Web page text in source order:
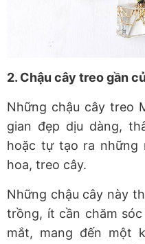
2. Chậu cây treo gần
Những chậu cây treo
gian đẹp dịu dàng,
hoặc tự tạo ra những
hoa, treo cây.
Những chậu cây này
trồng, ít cần chăm
mắt, mang đến một